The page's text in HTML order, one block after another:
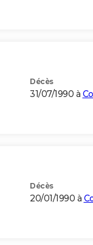
Décès
31/07/1990 à
Décès
20/01/1990 à